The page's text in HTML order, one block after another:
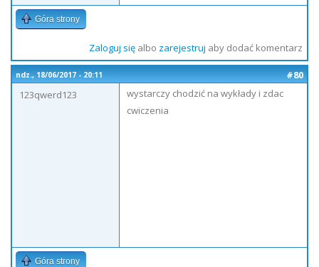
Góra strony
Zaloguj sięalbo zarejestruj aby dodać komentarz
ndz., 18/06/2017 - 20:11
#80
123qwerd123
wystarczy chodzić na wykłady i zdac
cwiczenia
Góra strony